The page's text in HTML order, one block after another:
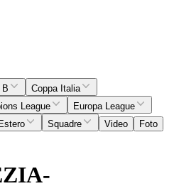
B
Coppa Italia
League
Europa League
Squadre Video
Foto